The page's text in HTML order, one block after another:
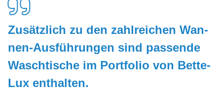
Zu­sätz­lich zu den zahl­rei­chen Wan­
nen-Aus­füh­run­gen sind pas­sen­de
Wasch­ti­sche im Port­fo­lio von Bet­te­
Lux ent­hal­ten.